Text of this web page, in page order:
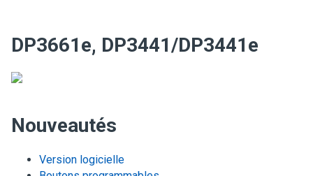
DP3661e, DP3441/DP3441e
Nouveautés
Version logicielle